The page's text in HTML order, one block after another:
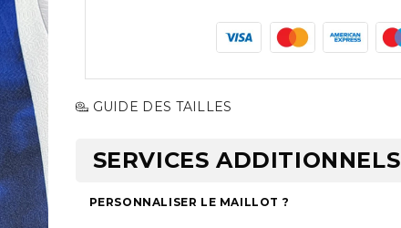
GUIDE DES TAILLES
SERVICES ADDITIONNELS
PERSONNALISER LE MAILLOT ?